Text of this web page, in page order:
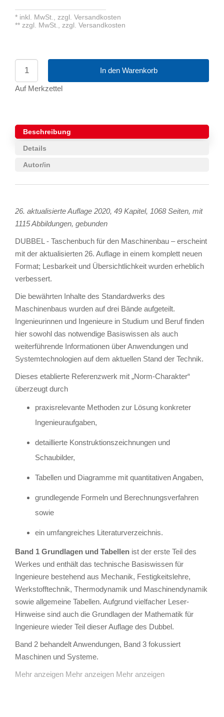
* inkl. MwSt., zzgl. Versandkosten
** zzgl. MwSt., zzgl. Versandkosten
In den Warenkorb
Auf Merkzettel
Beschreibung
Details
Autor/in
26. aktualisierte Auflage 2020, 49 Kapitel, 1068 Seiten, mit
1115 Abbildungen, gebunden
DUBBEL - Taschenbuch für den Maschinenbau – erscheint
mit der aktualisierten 26. Auflage in einem komplett neuen
Format; Lesbarkeit und Übersichtlichkeit wurden erheblich
verbessert.
Die bewährten Inhalte des Standardwerks des
Maschinenbaus wurden auf drei Bände aufgeteilt.
Ingenieurinnen und Ingenieure in Studium und Beruf finden
hier sowohl das notwendige Basiswissen als auch
weiterführende Informationen über Anwendungen und
Systemtechnologien auf dem aktuellen Stand der Technik.
Dieses etablierte Referenzwerk mit „Norm-Charakter“
überzeugt durch
praxisrelevante Methoden zur Lösung konkreter
Ingenieuraufgaben,
detaillierte Konstruktionszeichnungen und
Schaubilder,
Tabellen und Diagramme mit quantitativen Angaben,
grundlegende Formeln und Berechnungsverfahren
sowie
ein umfangreiches Literaturverzeichnis.
Band 1 Grundlagen und Tabellen ist der erste Teil des
Werkes und enthält das technische Basiswissen für
Ingenieure bestehend aus Mechanik, Festigkeitslehre,
Werkstofftechnik, Thermodynamik und Maschinendynamik
sowie allgemeine Tabellen. Aufgrund vielfacher Leser-
Hinweise sind auch die Grundlagen der Mathematik für
Ingenieure wieder Teil dieser Auflage des Dubbel.
Band 2 behandelt Anwendungen, Band 3 fokussiert
Maschinen und Systeme.
Mehr anzeigen Mehr anzeigen Mehr anzeigen